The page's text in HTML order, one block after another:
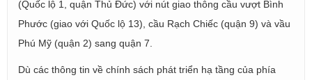
(Quốc lộ 1, quận Thủ Đức) với nút giao thông cầu vượt Bình
Phước (giao với Quốc lộ 13), cầu Rạch Chiếc (quận 9) và vầu
Phú Mỹ (quận 2) sang quận 7.
Dù các thông tin về chính sách phát triển hạ tầng của phía